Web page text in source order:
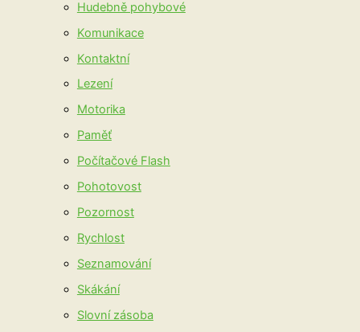
Hudebně pohybové
Komunikace
Kontaktní
Lezení
Motorika
Paměť
Počítačové Flash
Pohotovost
Pozornost
Rychlost
Seznamování
Skákání
Slovní zásoba